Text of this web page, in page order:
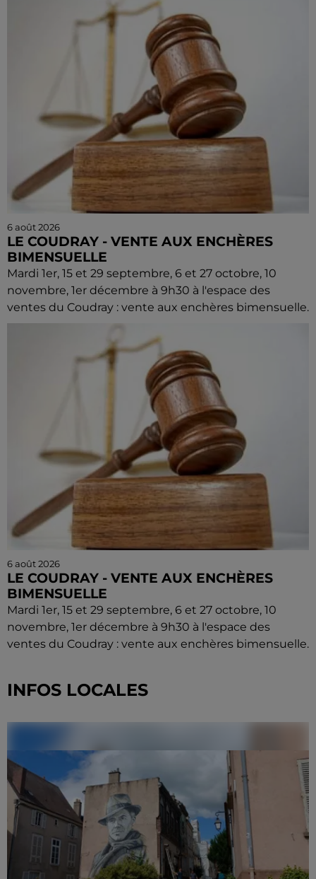
6 août 2026
LE COUDRAY - VENTE AUX ENCHÈRES
BIMENSUELLE
Mardi 1er, 15 et 29 septembre, 6 et 27 octobre, 10
novembre, 1er décembre à 9h30 à l'espace des
ventes du Coudray : vente aux enchères bimensuelle.
6 août 2026
LE COUDRAY - VENTE AUX ENCHÈRES
BIMENSUELLE
Mardi 1er, 15 et 29 septembre, 6 et 27 octobre, 10
novembre, 1er décembre à 9h30 à l'espace des
ventes du Coudray : vente aux enchères bimensuelle.
INFOS LOCALES